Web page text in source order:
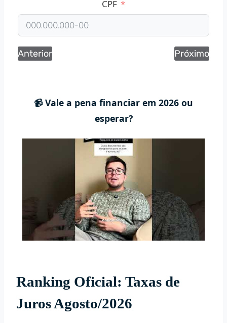
CPF
Anterior Próximo
📹 Vale a pena financiar em 2026 ou
esperar?
Ranking Oficial: Taxas de
Juros Agosto/2026